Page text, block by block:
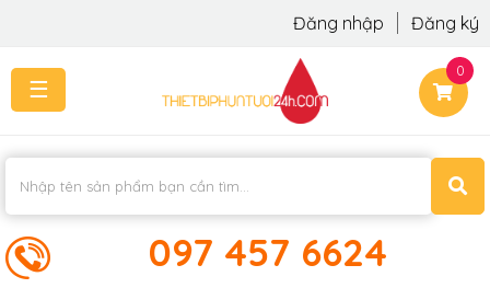
Đăng nhập Đăng ký
097 457 6624
0
-
LẮP
☰